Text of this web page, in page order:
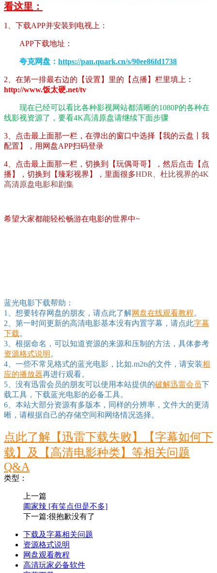
看这里：
1、下载APP并安装到电视上：
APP下载地址：
夸克网盘： https://pan.quark.cn/s/90ee86fd1738
2、在第一排最右边的【设置】里的【点播】栏里填上 ：
http://www.饭太硬.net/tv
现在已经可以看比各种影视网站都清晰的1080P的各种在
线影视资源了，要看4K高清原盘请继续下面步骤
3、点击最上面那一栏，在弹出的窗口中选择【我的云盘丨我
配置】，用网盘APP扫码登录
4、点击最上面那一栏，切换到【玩偶哥哥】，然后点击【点
播】，切换到【臻彩视界】，里面很多HDR、杜比视界的4K
高清原盘电影和剧集
希望大家都能轻松畅游在电影的世界中~
蓝光电影下载帮助：
1、想要转存网盘的朋友，请点此了解网盘在线观看教程。
2、第一时间更新的高清电影基本没有内置字幕，请点此字幕
下载。
3、根据命名，可以知道资源的来源和压制的方法，具体参考
资源格式说明 。
4、一些不常见格式的蓝光电影，比如.m2ts的文件，请安装相
应的播放器再进行观看。
5、没有迅雷会员的朋友可以使用本站提供的破解迅雷会员下
载工具，下载蓝光电影的必备工具。
6、本站大部分资源有多版本，同样的分辨率，文件大的更清
晰，请根据自己的存储空间和网络情况选择。
点此了解【迅雷下载失败】【字幕如何下
载】及【高清电影种类】等相关问题
Q&A
类型：
上一篇
阖家辣 [有笑点但是不多]
下一篇:很抱歉没有了
下载及字幕相关问题
资源格式说明
网盘观看教程
高清玩家必备软件